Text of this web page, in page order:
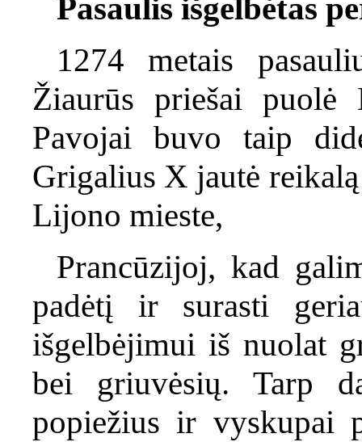
Pasaulis išgelbėtas
1274 metais
Žiaurūs priešai
Pavojai buvo taip
Grigalius X jautė
Lijono mieste,
Prancūzijoj, kad
padėtį ir surasti
išgelbėjimui iš nuolat
bei griuvėsių. Tarp
popiežius ir vyskupai